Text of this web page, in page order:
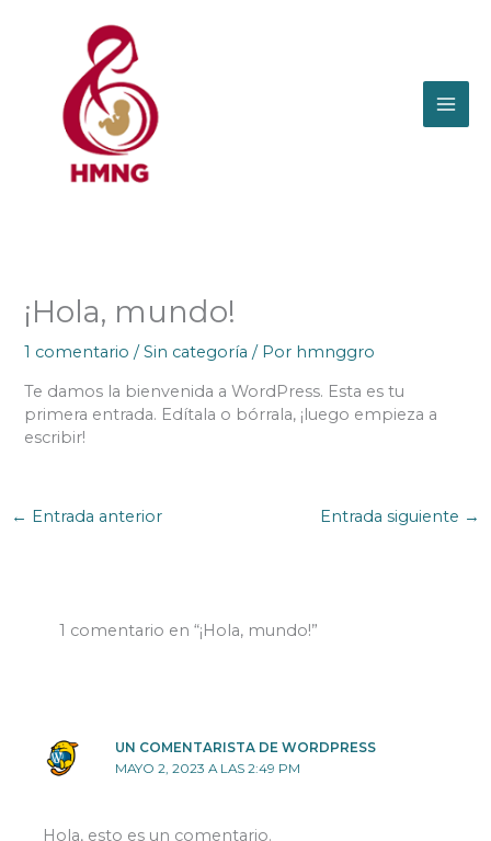
¡Hola, mundo!
1 comentario /Sin categoría / Por hmnggro
Te damos la bienvenida a WordPress. Esta es tu
primera entrada. Edítala o bórrala, ¡luego empieza a
escribir!
← Entrada anterior Entrada siguiente →
1 comentario en “¡Hola, mundo!”
UN COMENTARISTA DE WORDPRESS
MAYO 2, 2023 A LAS 2:49 PM
Hola, esto es un comentario.